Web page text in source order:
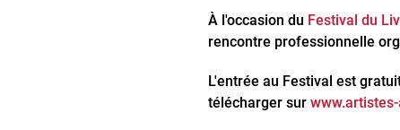
À l'occasion du Festival du
rencontre professionnelle
L'entrée au Festival est
télécharger sur